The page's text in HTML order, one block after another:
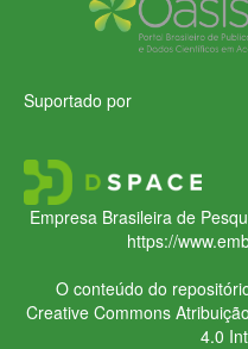
Suportado por
Empresa Brasileira de
https://
O conteúdo do
Creative Commons
4.0